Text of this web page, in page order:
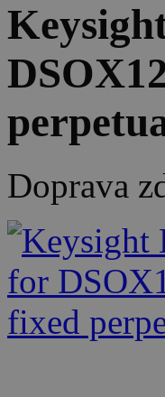
Doprava